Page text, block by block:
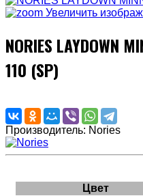
Увеличить
NORIES LAYDOWN
110 (SP)
Производитель: Nories
Цвет